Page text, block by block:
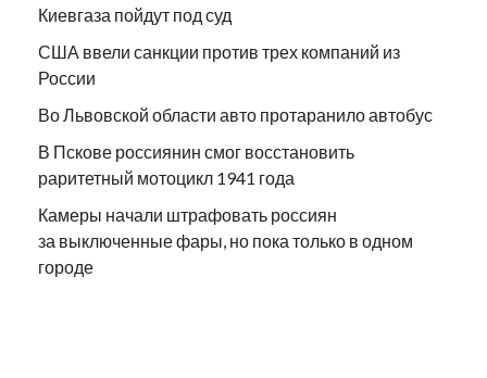
Киевгаза пойдут под суд
США ввели санкции против трех компаний из
России
Во Львовской области авто протаранило автобус
В Пскове россиянин смог восстановить
раритетный мотоцикл 1941 года
Камеры начали штрафовать россиян
за выключенные фары, но пока только в одном
городе